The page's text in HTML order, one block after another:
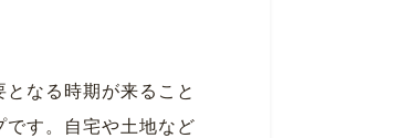
なる時期が来ること
です。自宅や土地など